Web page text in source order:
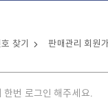
찾기 판매관리 회원
한번 로그인 해주세요.